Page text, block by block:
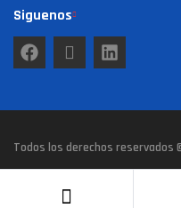
Siguenos
Todos los derechos reservados